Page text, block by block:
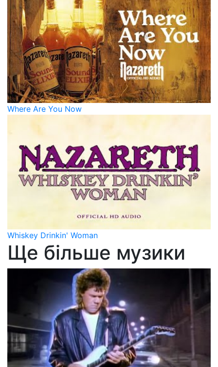
Where Are You Now
Whiskey Drinkin' Woman
Ще більше музики